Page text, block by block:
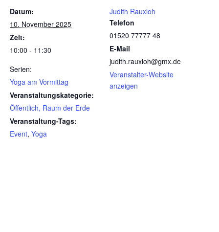
Datum:
10. November 2025
Zeit:
10:00 - 11:30
Serien:
Yoga am Vormittag
Veranstaltungskategorie:
Öffentlich, Raum der Erde
Veranstaltung-Tags:
Event, Yoga
Judith Rauxloh
Telefon
01520 77777 48
E-Mail
judith.rauxloh@gmx.de
Veranstalter-Website
anzeigen